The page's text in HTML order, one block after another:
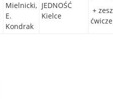
Mielnicki,
E.
Kondrak
JEDNOŚĆ
Kielce
+